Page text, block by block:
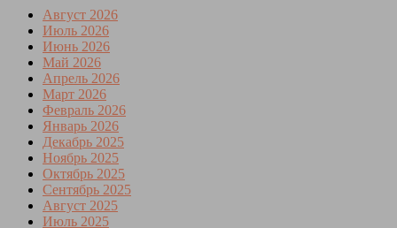
Август 2026
Июль 2026
Июнь 2026
Май 2026
Апрель 2026
Март 2026
Февраль 2026
Январь 2026
Декабрь 2025
Ноябрь 2025
Октябрь 2025
Сентябрь 2025
Август 2025
Июль 2025